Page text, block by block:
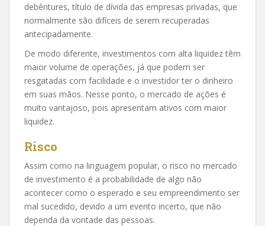
debêntures, título de dívida das empresas privadas, que
normalmente são difíceis de serem recuperadas
antecipadamente.
De modo diferente, investimentos com alta liquidez têm
maior volume de operações, já que podem ser
resgatadas com facilidade e o investidor ter o dinheiro
em suas mãos. Nesse ponto, o mercado de ações é
muito vantajoso, pois apresentam ativos com maior
liquidez.
Risco
Assim como na linguagem popular, o risco no mercado
de investimento é a probabilidade de algo não
acontecer como o esperado e seu empreendimento ser
mal sucedido, devido a um evento incerto, que não
dependa da vontade das pessoas.